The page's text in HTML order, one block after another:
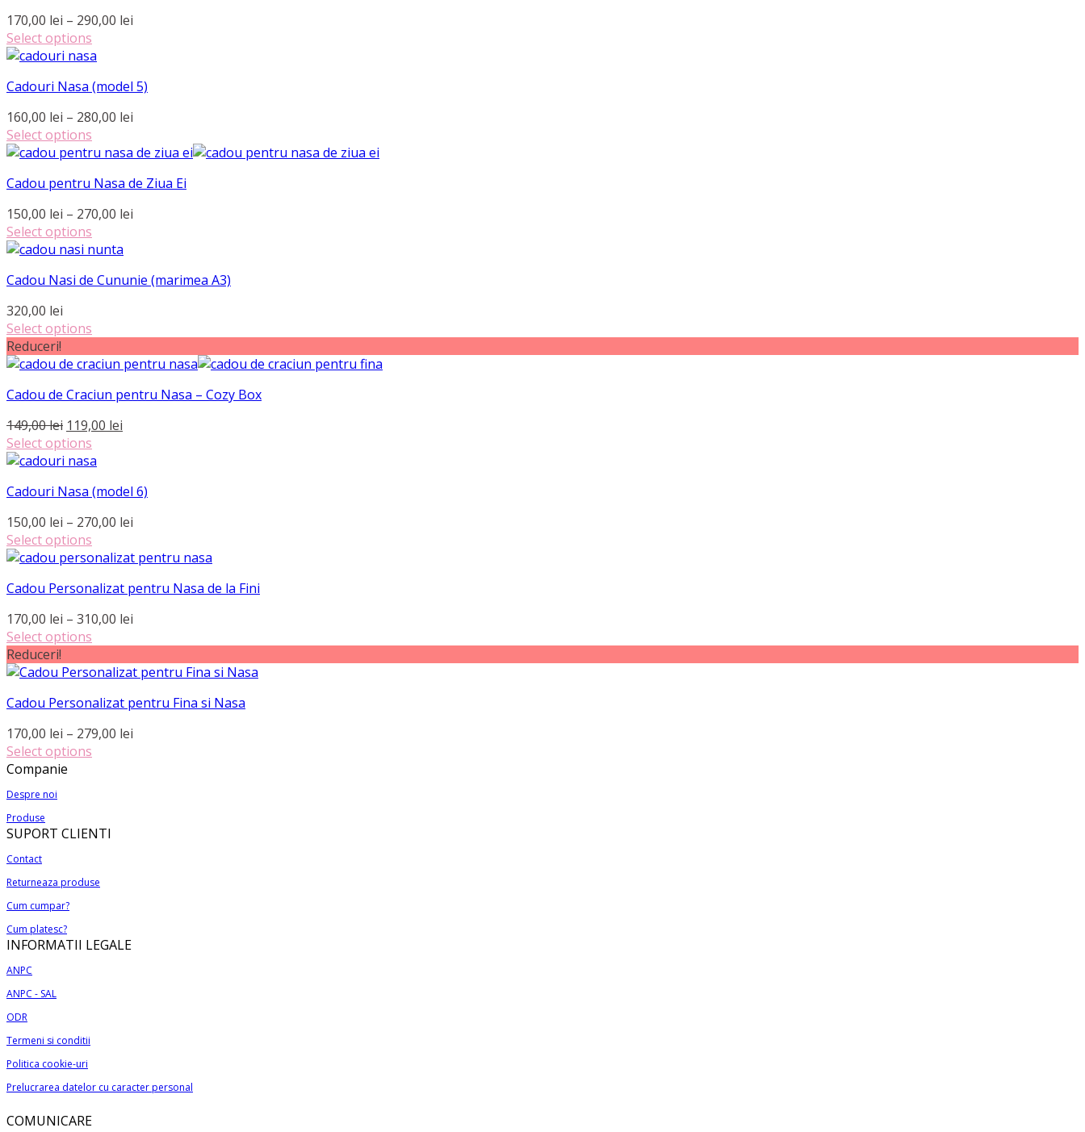
170,00 lei – 290,00 lei
până
Select options
Acest
are
mai
multe
variații.
Opțiunile
pot
alese
în
pagina
Cadouri Nasa (model 5)
160,00 lei – 280,00 lei
prețuri:
până
Select options
Acest
are
mai
multe
variații.
Opțiunile
pot
alese
în
pagina
produsului.
Cadou pentru Nasa de Ziua Ei
150,00 lei – 270,00 lei
până
Select options
Acest
are
mai
multe
variații.
Opțiunile
pot
fi
în
pagina
produsului.
Cadou Nasi de Cununie (marimea A3)
320,00 lei
Select options
Reduceri!
Cadou de Craciun pentru Nasa – Cozy Box
149,00lei Prețul
inițial
a
149,00 lei.
119,00 lei
Select options
Acest
are
mai
multe
variații.
Opțiunile
pot
alese
în
pagina
produsului.
Cadouri Nasa (model 6)
150,00 lei – 270,00 lei
prețuri:
până
Select options
Acest
are
mai
multe
variații.
Opțiunile
pot
fi
în
pagina
produsului.
Cadou Personalizat pentru Nasa de la Fini
170,00 lei – 310,00 lei
170,00 lei
la
Select options
Acest
produs
mai
multe
variații.
Opțiunile
pot
fi
alese
în
produsului.
Reduceri!
Cadou Personalizat pentru Fina si Nasa
170,00 lei – 279,00 lei
Select options
Acest
are
mai
multe
variații.
Opțiunile
pot
fi
alese
în
pagina
produsului.
Companie
Despre noi
Produse
SUPORT CLIENTI
Contact
Returneaza produse
Cum cumpar?
Cum platesc?
INFORMATII LEGALE
ANPC
ANPC - SAL
ODR
Termeni si conditii
Politica cookie-uri
Prelucrarea datelor cu caracter personal
COMUNICARE